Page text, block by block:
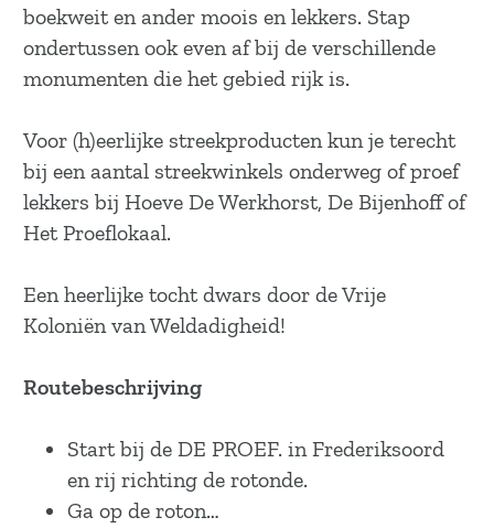
boekweit en ander moois en lekkers. Stap
ondertussen ook even af bij de verschillende
monumenten die het gebied rijk is.
Voor (h)eerlijke streekproducten kun je terecht
bij een aantal streekwinkels onderweg of proef
lekkers bij Hoeve De Werkhorst, De Bijenhoff of
Het Proeflokaal.
Een heerlijke tocht dwars door de Vrije
Koloniën van Weldadigheid!
Routebeschrijving
Start bij de DE PROEF. in Frederiksoord
en rij richting de rotonde.
Ga op de roton…